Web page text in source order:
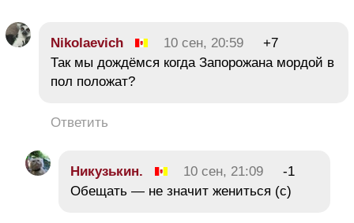
Nikolaevich 10 сен, 20:59
+7
Так мы дождёмся когда Запорожана мордой в
пол положат?
Ответить
Никузькин. 10 сен, 21:09
-1
Обещать — не значит жениться (с)